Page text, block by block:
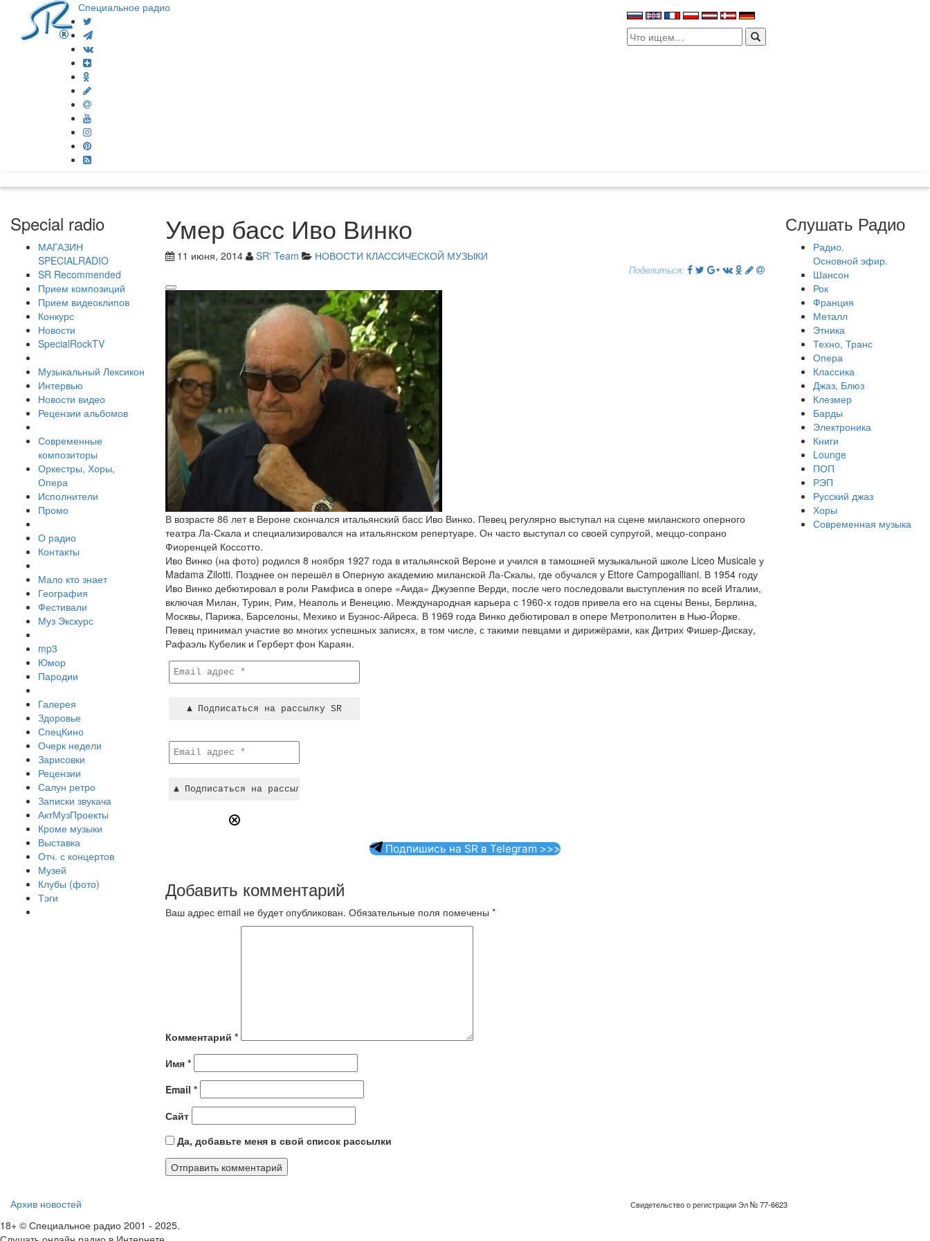
Специальное радио
Search
for:
Special radio
МАГАЗИН
SPECIALRADIO
SR Recommended
Прием композиций
Прием видеоклипов
Конкурс
Новости
SpecialRockTV
Музыкальный Лексикон
Интервью
Новости видео
Рецензии альбомов
Современные
композиторы
Оркестры, Хоры,
Опера
Исполнители
Промо
О радио
Контакты
Мало кто знает
География
Фестивали
Муз Экскурс
mp3
Юмор
Пародии
Галерея
Здоровье
СпецКино
Очерк недели
Зарисовки
Рецензии
Салун ретро
Записки звукача
АктМузПроекты
Кроме музыки
Выставка
Отч. с концертов
Музей
Клубы (фото)
Тэги
Умер басс Иво Винко
11 июня, 2014 SR' Team НОВОСТИ КЛАССИЧЕСКОЙ МУЗЫКИ
Поделиться:
В возрасте 86 лет в Вероне скончался итальянский басс Иво Винко. Певец регулярно выступал на сцене миланского оперного
театра Ла-Скала и специализировался на итальянском репертуаре. Он часто выступал со своей супругой, меццо-сопрано
Фиоренцей Коссотто.
Иво Винко (на фото) родился 8 ноября 1927 года в итальянской Вероне и учился в тамошней музыкальной школе Liceo Musicale у
Madama Zilotti. Позднее он перешёл в Оперную академию миланской Ла-Скалы, где обучался у Ettore Campogalliani. В 1954 году
Иво Винко дебютировал в роли Рамфиса в опере «Аида» Джузеппе Верди, после чего последовали выступления по всей Италии,
включая Милан, Турин, Рим, Неаполь и Венецию. Международная карьера с 1960-х годов привела его на сцены Вены, Берлина,
Москвы, Парижа, Барселоны, Мехико и Буэнос-Айреса. В 1969 года Винко дебютировал в опере Метрополитен в Нью-Йорке.
Певец принимал участие во многих успешных записях, в том числе, с такими певцами и дирижёрами, как Дитрих Фишер-Дискау,
Рафаэль Кубелик и Герберт фон Караян.
Подпишись на SR в Telegram >>>
Добавить комментарий
Ваш адрес email не будет опубликован. Обязательные поля помечены *
Комментарий *
Имя *
Email *
Сайт
Да, добавьте меня в свой список рассылки
Слушать Радио
Радио.
Основной эфир.
Шансон
Рок
Франция
Металл
Этника
Техно, Транс
Опера
Классика
Джаз, Блюз
Клезмер
Барды
Электроника
Книги
Lounge
ПОП
РЭП
Русский джаз
Хоры
Современная музыка
Архив новостей Свидетельство о регистрации Эл № 77-6623
18+ © Специальное радио 2001 - 2025.